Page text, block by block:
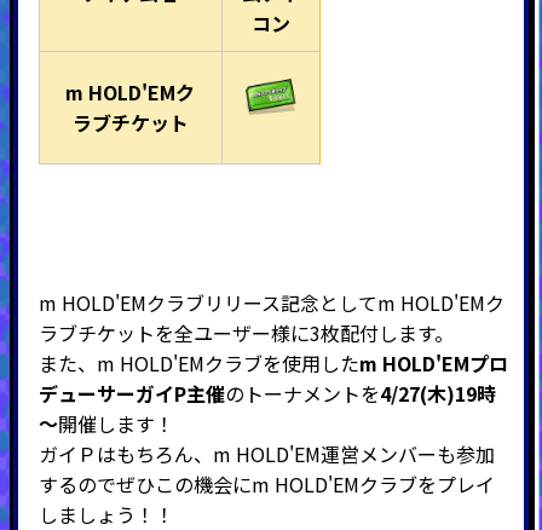
コン
m HOLD'EMク
ラブチケット
m HOLD'EMクラブリリース記念としてm HOLD'EMク
ラブチケットを全ユーザー様に3枚配付します。
また、m HOLD'EMクラブを使用したm HOLD'EMプロ
デューサーガイP主催のトーナメントを4/27(木)19時
～開催します！
ガイＰはもちろん、m HOLD'EM運営メンバーも参加
するのでぜひこの機会にm HOLD'EMクラブをプレイ
しましょう！！